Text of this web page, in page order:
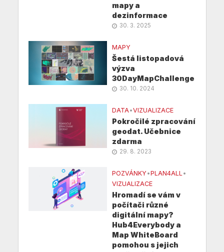
mapy a
dezinformace
30. 3. 2025
MAPY
Šestá listopadová
výzva
30DayMapChallenge
30. 10. 2024
DATA•VIZUALIZACE
Pokročilé zpracování
geodat. Učebnice
zdarma
29. 8. 2023
POZVÁNKY •PLAN4ALL •
VIZUALIZACE
Hromadí se vám v
počítači různé
digitální mapy?
Hub4Everybody a
Map WhiteBoard
pomohou s jejich